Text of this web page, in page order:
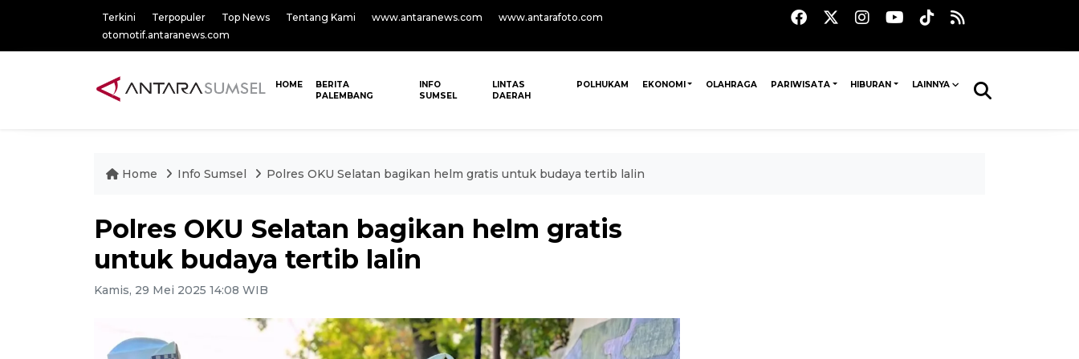
Terkini Terpopuler Top News Tentang Kami www.antaranews.com
www.antarafoto.com
otomotif.antaranews.com
HOME
BERITA
PALEMBANG
INFO
SUMSEL
LINTAS
DAERAH
POLHUKAM EKONOMI OLAHRAGA PARIWISATA HIBURAN LAINNYA
Home Info Sumsel Polres OKU Selatan bagikan helm gratis untuk budaya tertib lalin
Polres OKU Selatan bagikan helm gratis
untuk budaya tertib lalin
Kamis, 29 Mei 2025 14:08 WIB